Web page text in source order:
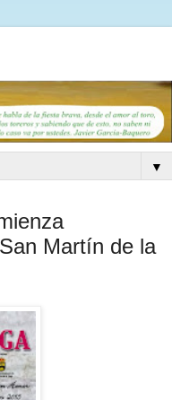
▼
Martín de la